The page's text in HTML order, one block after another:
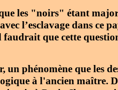
les "noirs" étant
l’esclavage dans ce
que cette
un phénomène que les
à l'ancien maître.